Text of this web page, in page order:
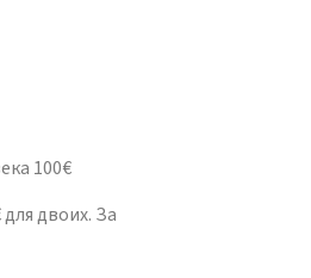
100€
двоих. За